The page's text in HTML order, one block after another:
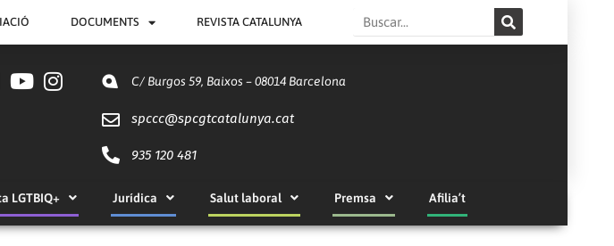
DOCUMENTS REVISTA CATALUNYA Search
C/ Burgos 59, Baixos – 08014 Barcelona
spccc@spcgtcatalunya.cat
935 120 481
LGTBIQ+ Jurídica Salut laboral Premsa Afilia’t